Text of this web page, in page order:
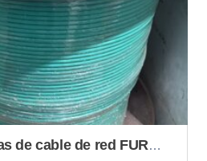
Lote de 15 bobinas de cable de red FURUKAWA en Pozuelo de Alarcón (Madrid)